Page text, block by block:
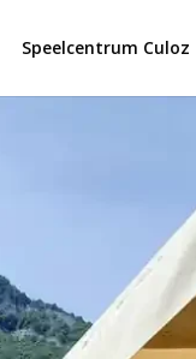
Speelcentrum Culoz